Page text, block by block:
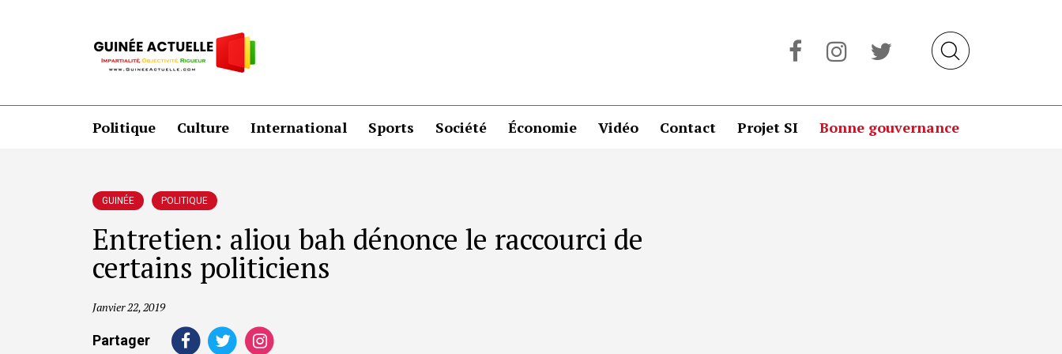
Politique Culture International Sports Société Économie Vidéo Contact Projet SI Bonne gouvernance
GUINÉE POLITIQUE
Entretien: aliou bah dénonce le raccourci de
certains politiciens
Janvier 22, 2019
Partager